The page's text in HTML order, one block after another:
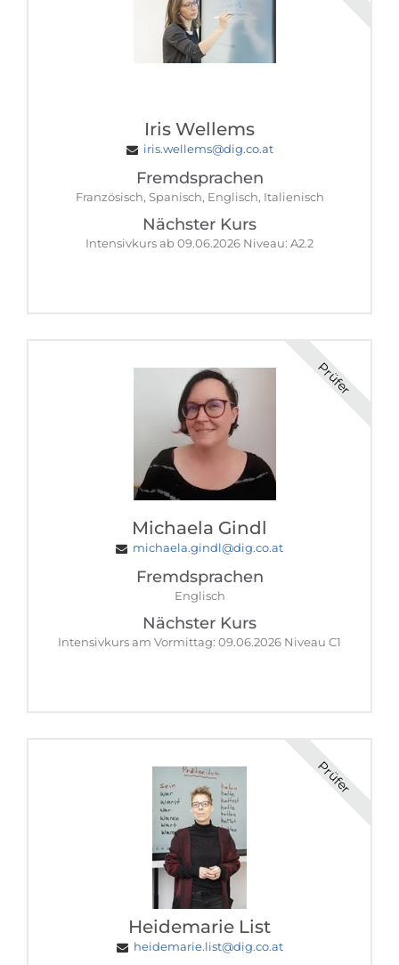
Iris Wellems
iris.wellems@dig.co.at
Fremdsprachen
Französisch, Spanisch, Englisch, Italienisch
Nächster Kurs
Intensivkurs ab 09.06.2026 Niveau: A2.2
Prüfer
Michaela Gindl
michaela.gindl@dig.co.at
Fremdsprachen
Englisch
Nächster Kurs
Intensivkurs am Vormittag: 09.06.2026 Niveau C1
Prüfer
Heidemarie List
heidemarie.list@dig.co.at